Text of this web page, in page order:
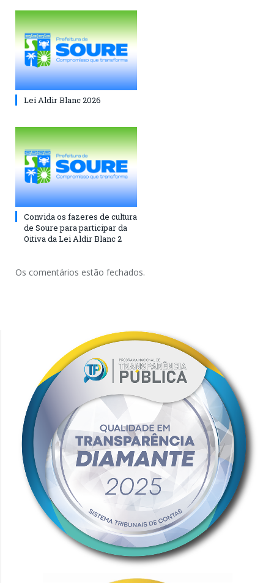
Lei Aldir Blanc 2026
Convida os fazeres de cultura
de Soure para participar da
Oitiva da Lei Aldir Blanc 2
Os comentários estão fechados.